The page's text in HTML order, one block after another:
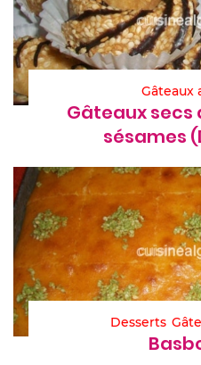
Gâteaux
Gâteaux secs
sésames
Desserts